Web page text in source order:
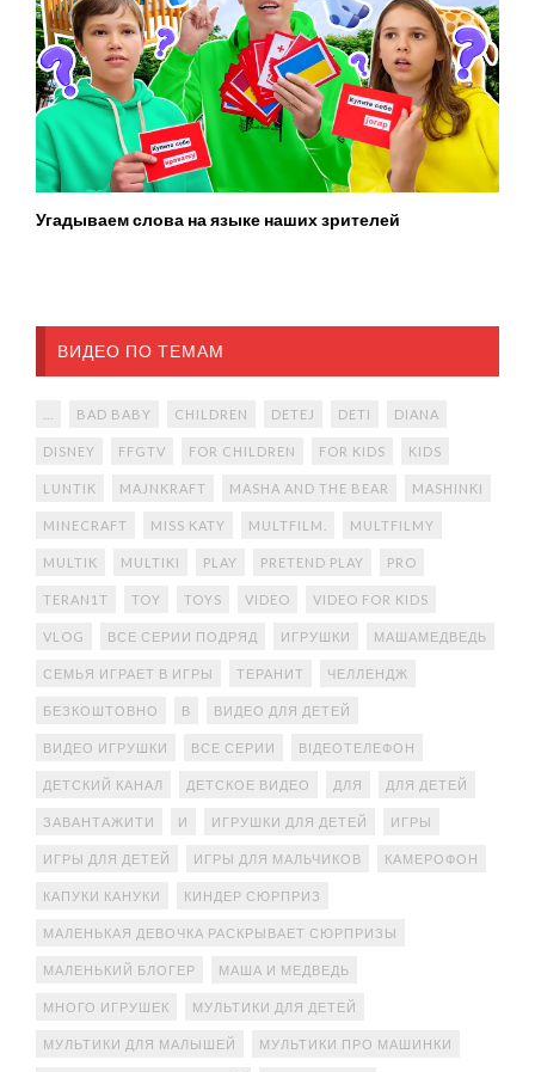
Угадываем слова на языке наших зрителей
ВИДЕО ПО ТЕМАМ
BAD BABY CHILDREN DETEJ DETI DIANA
DISNEY FFGTV FOR CHILDREN FOR KIDS KIDS
LUNTIK MAJNKRAFT MASHA AND THE BEAR MASHINKI
MINECRAFT MISS KATY MULTFILM. MULTFILMY
MULTIK MULTIKI PLAY PRETEND PLAY PRO
TERAN1T TOY TOYS VIDEO VIDEO FOR KIDS
VLOG ВСЕ СЕРИИ ПОДРЯД ИГРУШКИ МАШАМЕДВЕДЬ
СЕМЬЯ ИГРАЕТ В ИГРЫ ТЕРАНИТ ЧЕЛЛЕНДЖ
БЕЗКОШТОВНО В ВИДЕО ДЛЯ ДЕТЕЙ
ВИДЕО ИГРУШКИ ВСЕ СЕРИИ ВІДЕОТЕЛЕФОН
ДЕТСКИЙ КАНАЛ ДЕТСКОЕ ВИДЕО ДЛЯ ДЛЯ ДЕТЕЙ
ЗАВАНТАЖИТИ И ИГРУШКИ ДЛЯ ДЕТЕЙ ИГРЫ
ИГРЫ ДЛЯ ДЕТЕЙ ИГРЫ ДЛЯ МАЛЬЧИКОВ КАМЕРОФОН
КАПУКИ КАНУКИ КИНДЕР СЮРПРИЗ
МАЛЕНЬКАЯ ДЕВОЧКА РАСКРЫВАЕТ СЮРПРИЗЫ
МАЛЕНЬКИЙ БЛОГЕР МАША И МЕДВЕДЬ
МНОГО ИГРУШЕК МУЛЬТИКИ ДЛЯ ДЕТЕЙ
МУЛЬТИКИ ДЛЯ МАЛЫШЕЙ МУЛЬТИКИ ПРО МАШИНКИ